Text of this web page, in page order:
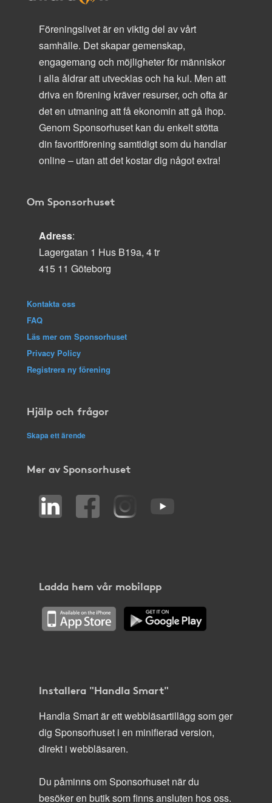
Föreningslivet är en viktig del av vårt
samhälle. Det skapar gemenskap,
engagemang och möjligheter för människor
i alla åldrar att utvecklas och ha kul. Men att
driva en förening kräver resurser, och ofta är
det en utmaning att få ekonomin att gå ihop.
Genom Sponsorhuset kan du enkelt stötta
din favoritförening samtidigt som du handlar
online – utan att det kostar dig något extra!
Om Sponsorhuset
Adress:
Lagergatan 1 Hus B19a, 4 tr
415 11 Göteborg
Kontakta oss
FAQ
Läs mer om Sponsorhuset
Privacy Policy
Registrera ny förening
Hjälp och frågor
Skapa ett ärende
Mer av Sponsorhuset
Ladda hem vår mobilapp
Installera "Handla Smart"
Handla Smart är ett webbläsartillägg som ger
dig Sponsorhuset i en minifierad version,
direkt i webbläsaren.
Du påminns om Sponsorhuset när du
besöker en butik som finns ansluten hos oss.